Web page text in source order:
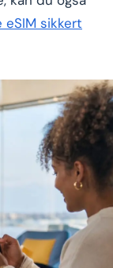
eSIM sikkert